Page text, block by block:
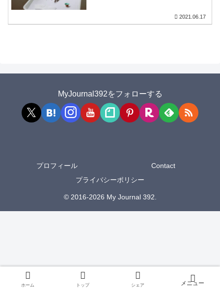
2021.06.17
MyJournal392をフォローする
プロフィール
Contact
プライバシーポリシー
© 2016-2026 My Journal 392.
ホーム トップ シェア